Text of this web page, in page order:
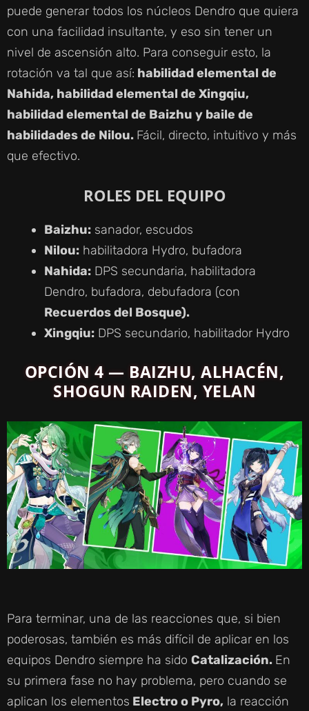
puede generar todos los núcleos Dendro que quiera
con una facilidad insultante, y eso sin tener un
nivel de ascensión alto. Para conseguir esto, la
rotación va tal que así: habilidad elemental de
Nahida, habilidad elemental de Xingqiu,
habilidad elemental de Baizhu y baile de
habilidades de Nilou. Fácil, directo, intuitivo y más
que efectivo.
ROLES DEL EQUIPO
Baizhu: sanador, escudos
Nilou: habilitadora Hydro, bufadora
Nahida: DPS secundaria, habilitadora
Dendro, bufadora, debufadora (con
Recuerdos del Bosque).
Xingqiu: DPS secundario, habilitador Hydro
OPCIÓN 4 — BAIZHU, ALHACÉN,
SHOGUN RAIDEN, YELAN
Para terminar, una de las reacciones que, si bien
poderosas, también es más difícil de aplicar en los
equipos Dendro siempre ha sido Catalización. En
su primera fase no hay problema, pero cuando se
aplican los elementos Electro o Pyro, la reacción